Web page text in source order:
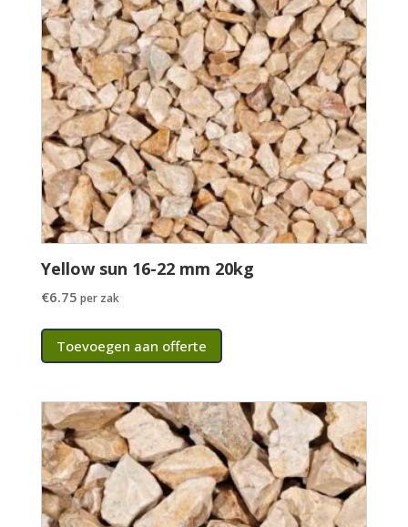
Yellow sun 16-22 mm 20kg
€6.75 per zak
Toevoegen aan offerte